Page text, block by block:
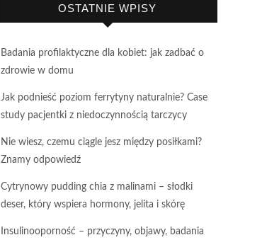
OSTATNIE WPISY
Badania profilaktyczne dla kobiet: jak zadbać o
zdrowie w domu
Jak podnieść poziom ferrytyny naturalnie? Case
study pacjentki z niedoczynnością tarczycy
Nie wiesz, czemu ciągle jesz między posiłkami?
Znamy odpowiedź
Cytrynowy pudding chia z malinami – słodki
deser, który wspiera hormony, jelita i skórę
Insulinooporność – przyczyny, objawy, badania